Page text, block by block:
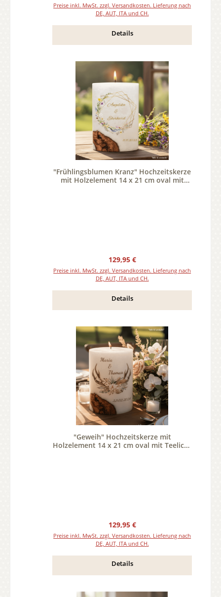
Preise inkl. MwSt. zzgl. Versandkosten. Lieferung nach
DE, AUT, ITA und CH.
Details
"Frühlingsblumen Kranz" Hochzeitskerze
mit Holzelement 14 x 21 cm oval mit
Regulärer Preis:
129,95 €
Preise inkl. MwSt. zzgl. Versandkosten. Lieferung nach
DE, AUT, ITA und CH.
Details
"Geweih" Hochzeitskerze mit
Holzelement 14 x 21 cm oval mit Teelicht
Regulärer Preis:
129,95 €
Preise inkl. MwSt. zzgl. Versandkosten. Lieferung nach
DE, AUT, ITA und CH.
Details